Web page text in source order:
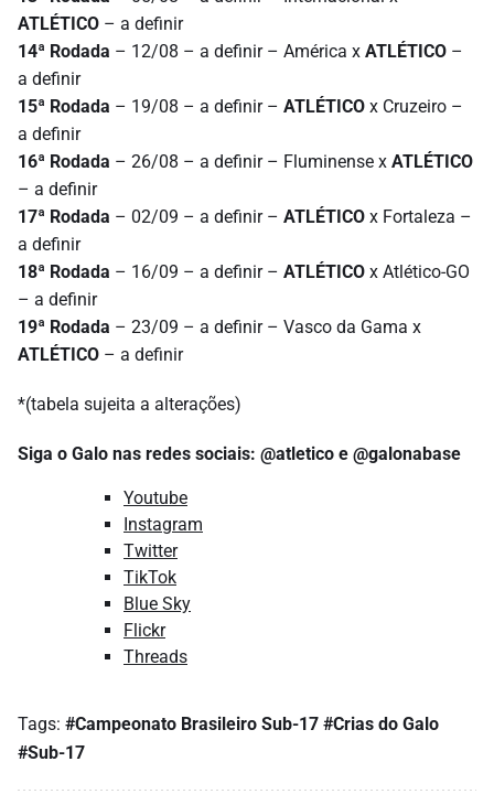
ATLÉTICO – a definir
14ª Rodada – 12/08 – a definir – América x ATLÉTICO –
a definir
15ª Rodada – 19/08 – a definir – ATLÉTICO x Cruzeiro –
a definir
16ª Rodada – 26/08 – a definir – Fluminense x ATLÉTICO
– a definir
17ª Rodada – 02/09 – a definir – ATLÉTICO x Fortaleza –
a definir
18ª Rodada – 16/09 – a definir – ATLÉTICO x Atlético-GO
– a definir
19ª Rodada – 23/09 – a definir – Vasco da Gama x
ATLÉTICO – a definir
*(tabela sujeita a alterações)
Siga o Galo nas redes sociais: @atletico e @galonabase
Youtube
Instagram
Twitter
TikTok
Blue Sky
Flickr
Threads
Tags: #Campeonato Brasileiro Sub-17 #Crias do Galo
#Sub-17